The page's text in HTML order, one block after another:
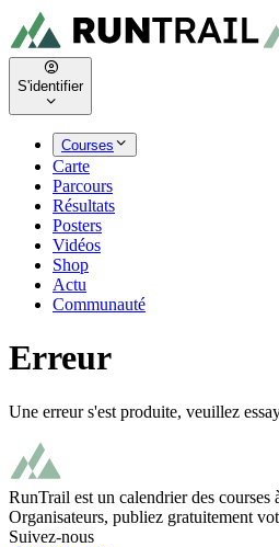
S'identifier
Courses
Carte
Parcours
Résultats
Posters
Vidéos
Shop
Actu
Communauté
Erreur
Une erreur s'est produite, veuillez
RunTrail est un calendrier des
Organisateurs, publiez gratuitement
Suivez-nous